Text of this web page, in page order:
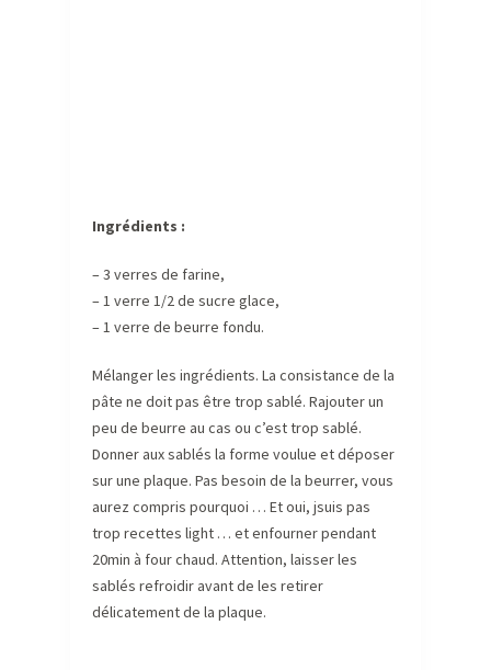
Ingrédients :
– 3 verres de farine,
– 1 verre 1/2 de sucre glace,
– 1 verre de beurre fondu.
Mélanger les ingrédients. La consistance de la
pâte ne doit pas être trop sablé. Rajouter un
peu de beurre au cas ou c’est trop sablé.
Donner aux sablés la forme voulue et déposer
sur une plaque. Pas besoin de la beurrer, vous
aurez compris pourquoi … Et oui, jsuis pas
trop recettes light … et enfourner pendant
20min à four chaud. Attention, laisser les
sablés refroidir avant de les retirer
délicatement de la plaque.